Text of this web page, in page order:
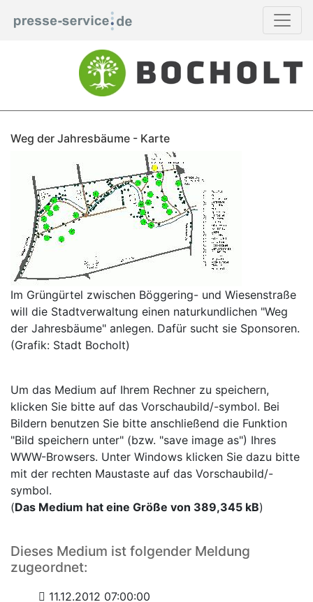
Weg der Jahresbäume - Karte
Im Grüngürtel zwischen Böggering- und Wiesenstraße
will die Stadtverwaltung einen naturkundlichen "Weg
der Jahresbäume" anlegen. Dafür sucht sie Sponsoren.
(Grafik: Stadt Bocholt)
Um das Medium auf Ihrem Rechner zu speichern,
klicken Sie bitte auf das Vorschaubild/-symbol. Bei
Bildern benutzen Sie bitte anschließend die Funktion
"Bild speichern unter" (bzw. "save image as") Ihres
WWW-Browsers. Unter Windows klicken Sie dazu bitte
mit der rechten Maustaste auf das Vorschaubild/-
symbol.
(Das Medium hat eine Größe von 389,345 kB)
Dieses Medium ist folgender Meldung
zugeordnet:
11.12.2012 07:00:00